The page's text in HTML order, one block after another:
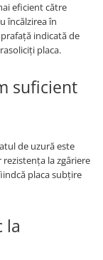
eficient către
încălzirea în
indicată de
placa.
suficient
de uzură este
la zgâriere
placa subțire
la